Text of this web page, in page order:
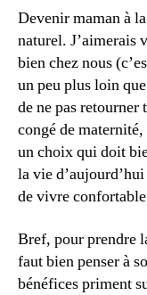
Devenir maman à
naturel. J’aimerais
bien chez nous
un peu plus loin
de ne pas
congé de maternité,
un choix qui doit
la vie
de vivre
Bref, pour prendre
faut bien penser à
bénéfices priment